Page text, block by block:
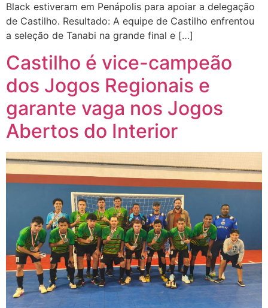
Black estiveram em Penápolis para apoiar a delegação
de Castilho. Resultado: A equipe de Castilho enfrentou
a seleção de Tanabi na grande final e […]
Castilho é vice-campeão
dos Jogos Regionais e
garante vaga nos Jogos
Abertos do Interior